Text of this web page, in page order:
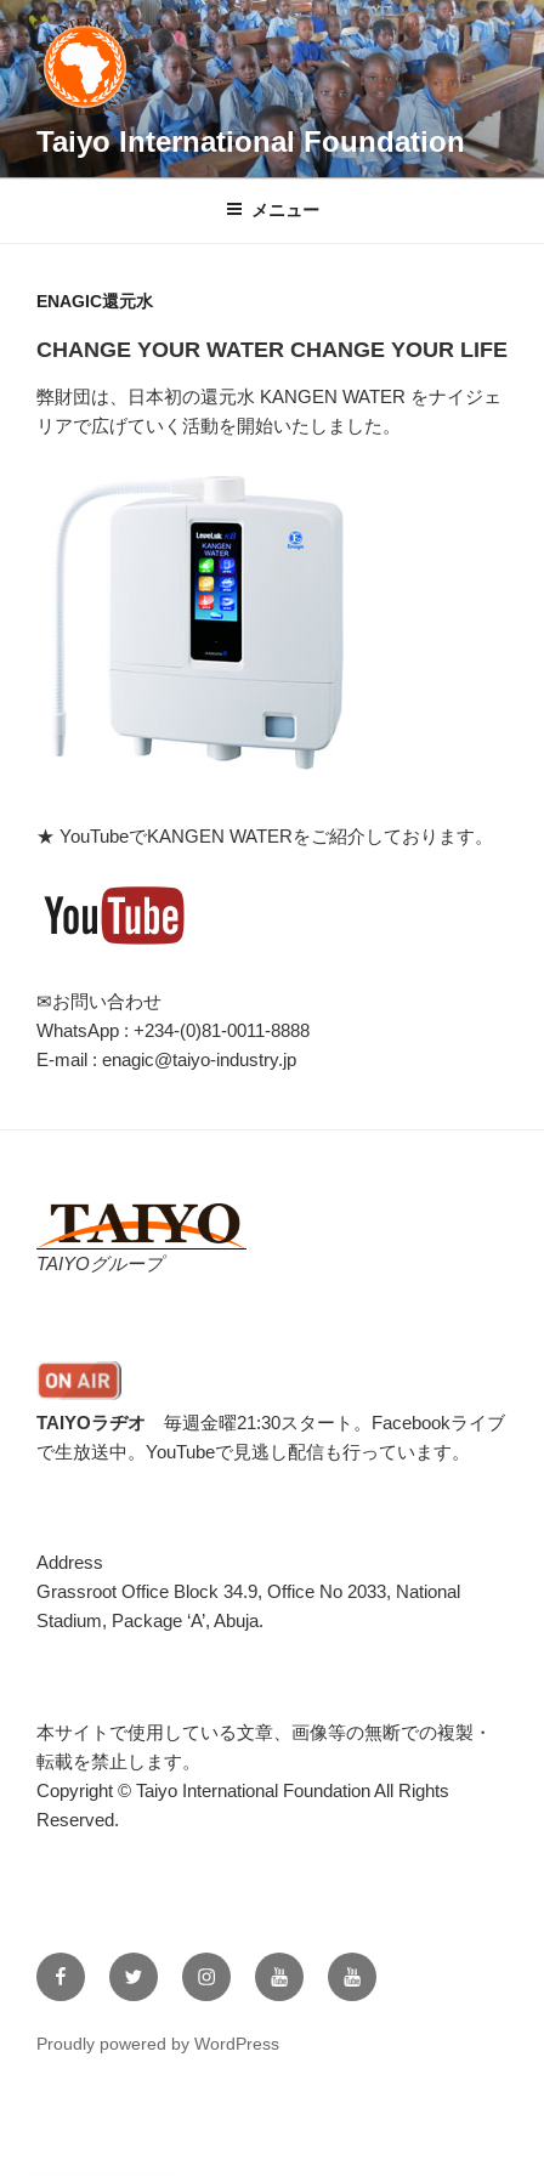
コ
ン
テ
ン
ツ
へ
Taiyo International Foundation
メニュー
ENAGIC還元水
CHANGE YOUR WATER CHANGE YOUR LIFE
弊財団は、日本初の還元水 KANGEN WATER をナイジェ
リアで広げていく活動を開始いたしました。
★ YouTubeでKANGEN WATERをご紹介しております。
✉お問い合わせ
WhatsApp : +234-(0)81-0011-8888
E-mail : enagic@taiyo-industry.jp
TAIYOグループ
TAIYOラヂオ 毎週金曜21:30スタート。Facebookライブ
で生放送中。YouTubeで見逃し配信も行っています。
Address
Grassroot Office Block 34.9, Office No 2033, National
Stadium, Package ‘A’, Abuja.
本サイトで使用している文章、画像等の無断での複製・
転載を禁止します。
Copyright © Taiyo International Foundation All Rights
Reserved.
FacebookTwitter InstagramYouTube KANGEN
WATER
Proudly powered by WordPress